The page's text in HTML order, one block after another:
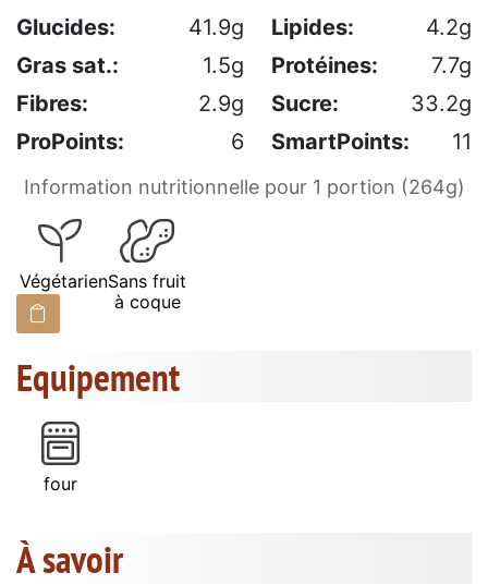
Glucides: 41.9g Lipides:
4.2g
Gras sat.:
1.5g Protéines:
7.7g
Fibres:
2.9g Sucre:
33.2g
ProPoints:
6 SmartPoints: 11
Information nutritionnelle pour 1 portion (264g)
VégétarienSans fruit
à coque
Equipement
four
À savoir